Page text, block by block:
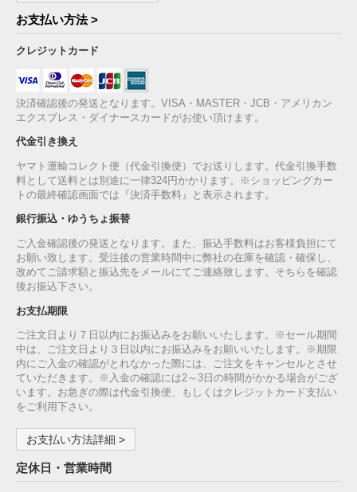
お支払い方法 >
クレジットカード
決済確認後の発送となります。VISA・MASTER・JCB・アメリカン
エクスプレス・ダイナースカードがお使い頂けます。
代金引き換え
ヤマト運輸コレクト便（代金引換便）でお送りします。代金引換手数
料として送料とは別途に一律324円かかります。※ショッピングカー
トの最終確認画面では『決済手数料』と表示されます。
銀行振込・ゆうちょ振替
ご入金確認後の発送となります。また、振込手数料はお客様負担にて
お願い致します。受注後の営業時間中に弊社の在庫を確認・確保し、
改めてご請求額と振込先をメールにてご連絡致します。そちらを確認
後お振込下さい。
お支払期限
ご注文日より７日以内にお振込みをお願いいたします。※セール期間
中は、ご注文日より３日以内にお振込みをお願いいたします。※期限
内にご入金の確認がとれなかった際には、ご注文をキャンセルとさせ
ていただきます。※入金の確認には2～3日の時間がかかる場合がござ
います。お急ぎの際は代金引換便、もしくはクレジットカード支払い
をご利用下さい。
お支払い方法詳細 >
定休日・営業時間